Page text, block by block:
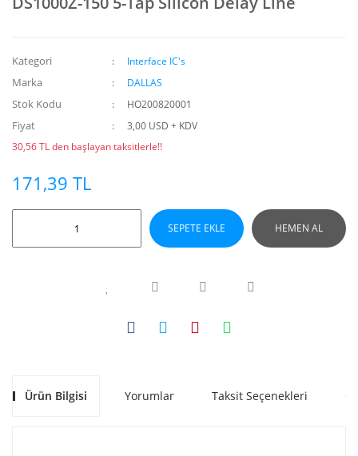
Kategori Interface IC's
Marka DALLAS
Stok Kodu HO200820001
Fiyat
3,00 USD + KDV
30,56 TL den başlayan taksitlerle!!
171,39 TL
SEPETE EKLE HEMEN AL
Ürün Bilgisi Yorumlar Taksit Seçenekleri